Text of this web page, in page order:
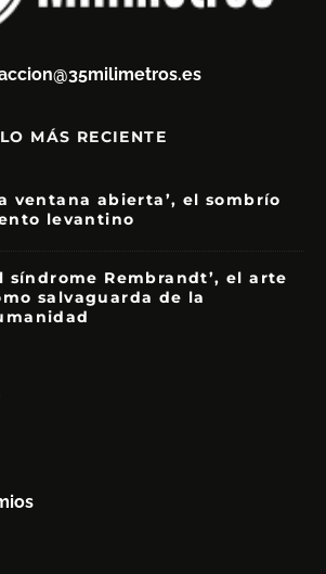
LO MÁS RECIENTE
ventana abierta’, el sombrío
levantino
síndrome Rembrandt’, el arte
salvaguarda de la